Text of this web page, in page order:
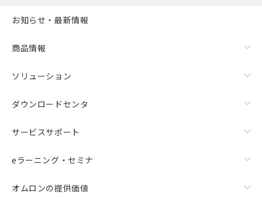
お知らせ・最新情報
商品情報
ソリューション
ダウンロードセンタ
サービスサポート
eラーニング・セミナ
オムロンの提供価値